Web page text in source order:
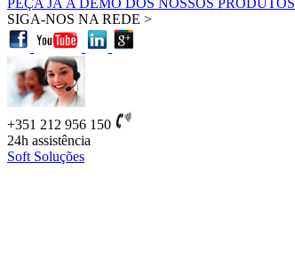
PEÇA JÁ A DEMO DOS NOSSOS PRODUTOS
SIGA-NOS NA REDE >
+351 212 956 150
24h assistência
Soft Soluções